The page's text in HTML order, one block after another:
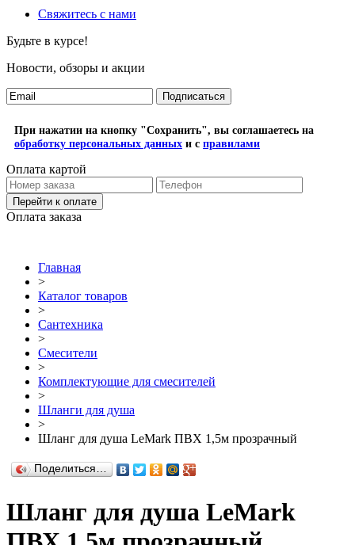
Свяжитесь с нами
Будьте в курсе!
Новости, обзоры и акции
Подписаться
При нажатии на кнопку "Сохранить", вы соглашаетесь на
обработку персональных данных и с правилами
Оплата картой
Перейти к оплате
Оплата заказа
Главная
>
Каталог товаров
>
Сантехника
>
Смесители
>
Комплектующие для смесителей
>
Шланги для душа
>
Шланг для душа LeMark ПВХ 1,5м прозрачный
Поделиться…
Шланг для душа LeMark